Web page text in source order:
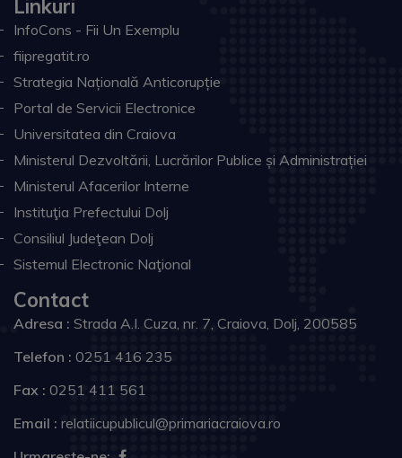
Linkuri
InfoCons - Fii Un Exemplu
fiipregatit.ro
Strategia Națională Anticorupție
Portal de Servicii Electronice
Universitatea din Craiova
Ministerul Dezvoltării, Lucrărilor Publice și Administrației
Ministerul Afacerilor Interne
Instituţia Prefectului Dolj
Consiliul Judeţean Dolj
Sistemul Electronic Naţional
Contact
Adresa : Strada A.I. Cuza, nr. 7, Craiova, Dolj, 200585
Telefon : 0251 416 235
Fax : 0251 411 561
Email : relatiicupublicul@primariacraiova.ro